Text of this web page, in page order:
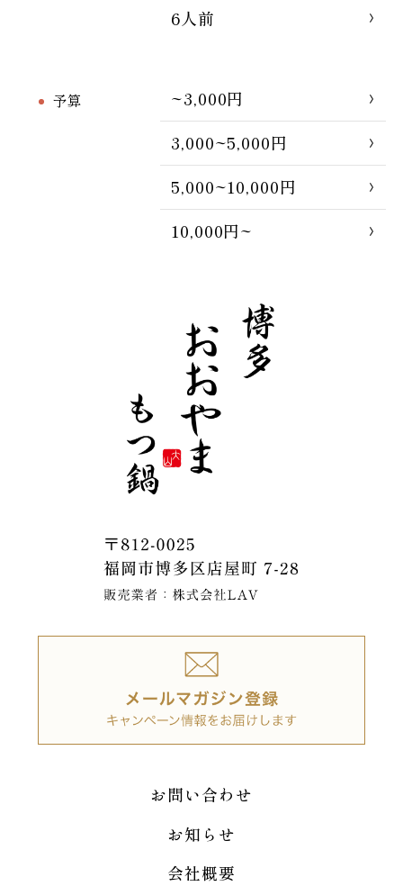
6人前
予算
~3,000円
3,000~5,000円
5,000~10,000円
10,000円~
お問い合わせ
お知らせ
会社概要